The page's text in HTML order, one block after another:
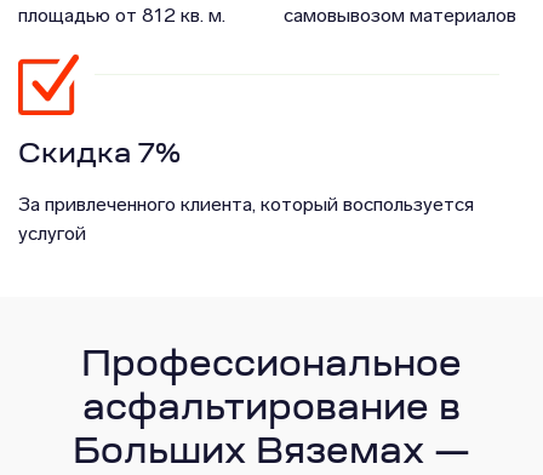
площадью от 812 кв. м.
самовывозом материалов
Скидка 7%
За привлеченного клиента, который воспользуется
услугой
Профессиональное
асфальтирование в
Больших Вяземах —